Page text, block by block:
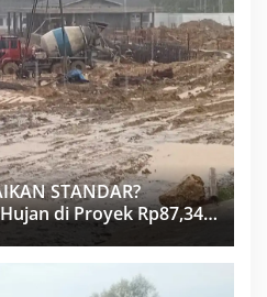
STANDAR?
di Proyek Rp87,34
Pengawas dan